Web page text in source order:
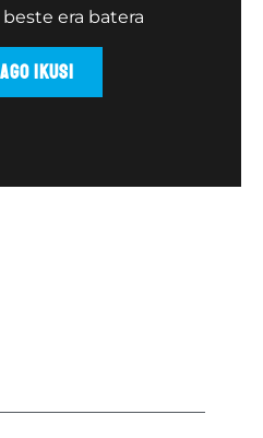
beste era batera
IKUSI